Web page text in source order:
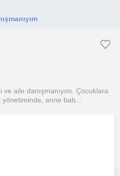
aile danışmanıyım. Çocuklara
anne bab...